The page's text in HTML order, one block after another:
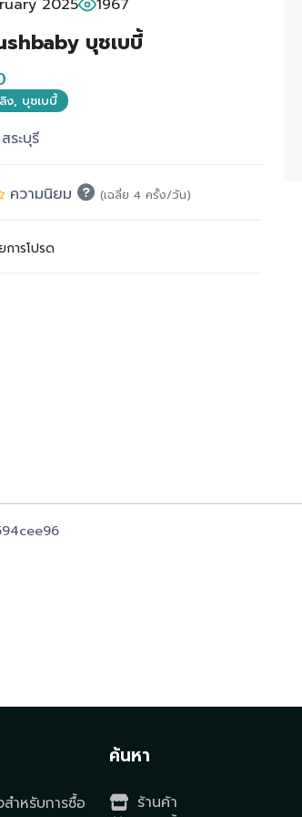
บุชเบบี้
ลิง, บุชเบบี้
ระบุรี
ความนิยม (เฉลี่ย 4 ครั้ง/วัน)
การโปรด
ำหรับการซื้อ
ค้นหา
ร้านค้า